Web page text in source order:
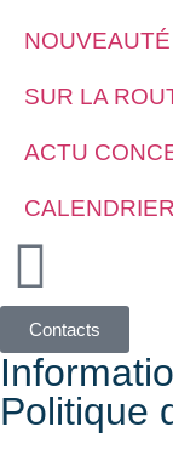
SUR LA
ACTU
Contacts
Politique